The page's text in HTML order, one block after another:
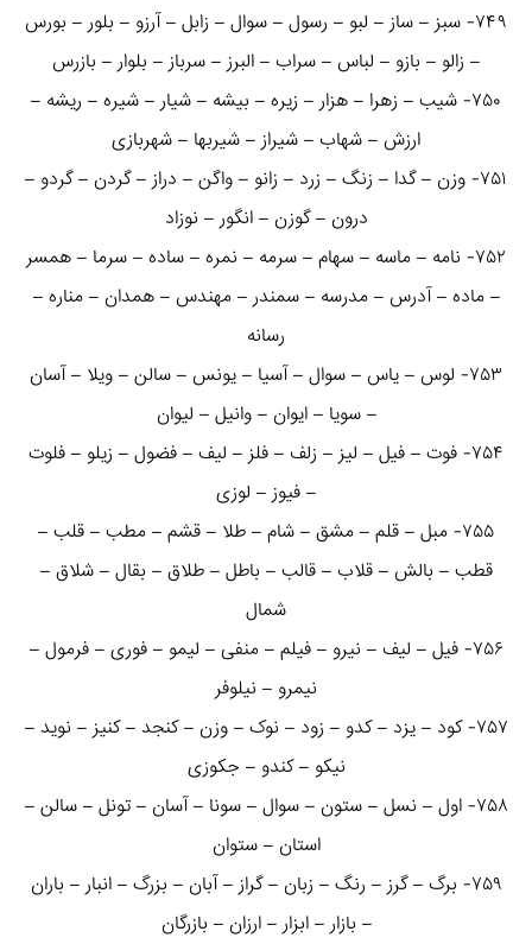
۷۴۹- سبز – ساز – لبو – رسول – سوال – زابل – آرزو – بلور – بورس
– زالو – بازو – لباس – سراب – البرز – سرباز – بلوار – بازرس
۷۵۰- شیب – زهرا – هزار – زیره – بیشه – شیار – شیره – ریشه –
ارزش – شهاب – شیراز – شیربها – شهربازی
۷۵۱- وزن – گدا – زنگ – زرد – زانو – واگن – دراز – گردن – گردو –
درون – گوزن – انگور – نوزاد
۷۵۲- نامه – ماسه – سهام – سرمه – نمره – ساده – سرما – همسر
– ماده – آدرس – مدرسه – سمندر – مهندس – همدان – مناره –
رسانه
۷۵۳- لوس – یاس – سوال – آسیا – یونس – سالن – ویلا – آسان
– سویا – ایوان – وانیل – لیوان
۷۵۴- فوت – فیل – لیز – زلف – فلز – لیف – فضول – زیلو – فلوت
– فیوز – لوزی
۷۵۵- مبل – قلم – مشق – شام – طلا – قشم – مطب – قلب –
قطب – بالش – قلاب – قالب – باطل – طلاق – بقال – شلاق –
شمال
۷۵۶- فیل – لیف – نیرو – فیلم – منفی – لیمو – فوری – فرمول –
نیمرو – نیلوفر
۷۵۷- کود – یزد – کدو – زود – نوک – وزن – کنجد – کنیز – نوید –
نیکو – کندو – جکوزی
۷۵۸- اول – نسل – ستون – سوال – سونا – آسان – تونل – سالن –
استان – ستوان
۷۵۹- برگ – گرز – رنگ – زبان – گراز – آبان – بزرگ – انبار – باران
– بازار – ابزار – ارزان – بازرگان